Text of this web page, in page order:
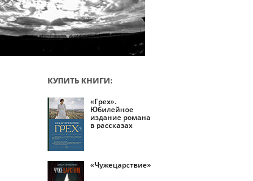
КУПИТЬ КНИГИ:
«Грех».
Юбилейное
издание романа
в рассказах
«Чужецарствие»